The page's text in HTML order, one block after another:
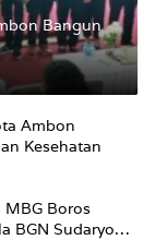
Bangun
Ambon
Kesehatan
Boros
BGN Sudaryono